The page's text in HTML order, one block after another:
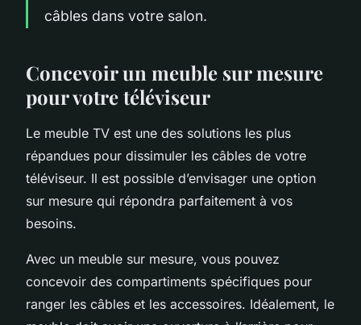
câbles dans votre salon.
Concevoir un meuble sur mesure
pour votre téléviseur
Le meuble TV est une des solutions les plus
répandues pour dissimuler les câbles de votre
téléviseur. Il est possible d’envisager une option
sur mesure qui répondra parfaitement à vos
besoins.
Avec un meuble sur mesure, vous pouvez
concevoir des compartiments spécifiques pour
ranger les câbles et les accessoires. Idéalement, le